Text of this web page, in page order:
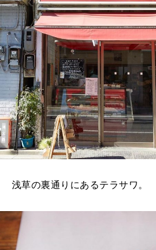
2026年4月号「未来をつくる
2026年3月号「スイーツ
2026年2月号「良運を掴む
2026年1月号「猫がい
2025年12月号「お酒
浅草の裏通りにあるテラサワ。